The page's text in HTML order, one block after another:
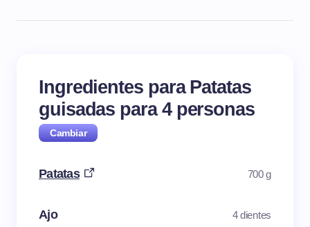
Ingredientes para Patatas
guisadas para4 personas
Patatas 700 g
Ajo 4 dientes